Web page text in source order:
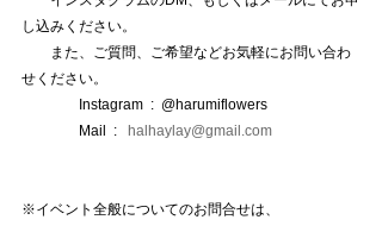
し込みください。
また、ご質問、ご希望などお気軽にお問い合わ
せください。
Instagram  :  @harumiflowers
Mail  :
halhaylay@gmail.com
※イベント全般についてのお問合せは、